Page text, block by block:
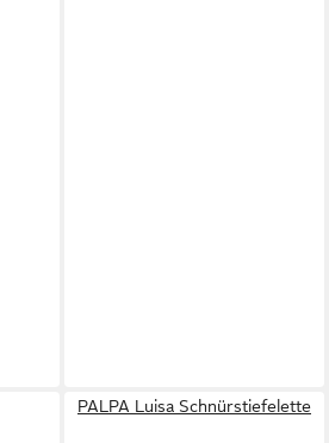
PALPA Luisa Schnürstiefelette